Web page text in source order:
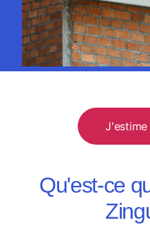
Qu'est-ce